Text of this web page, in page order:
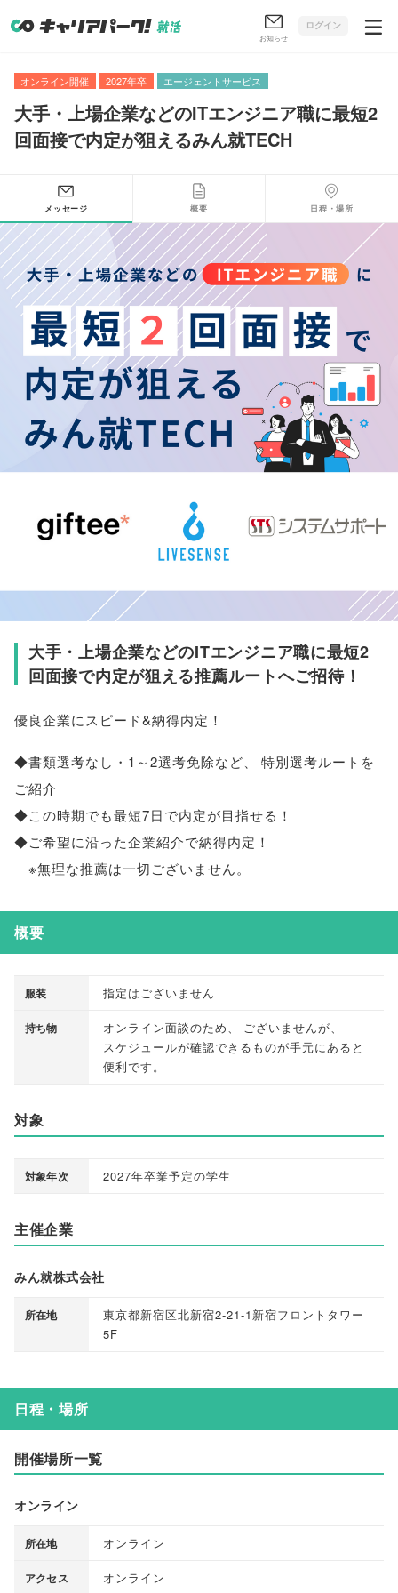
お知らせ
ログイン
オンライン開催 2027年卒 エージェントサービス
大手・上場企業などのITエンジニア職に最短2
回面接で内定が狙えるみん就TECH
メッセージ 概要 日程・場所
大手・上場企業などのITエンジニア職に最短2
回面接で内定が狙える推薦ルートへご招待！
優良企業にスピード&納得内定！
◆書類選考なし・1～2選考免除など、
特別選考ルートを
ご紹介
◆この時期でも最短7日で内定が目指せる！
◆ご希望に沿った企業紹介で納得内定！
※無理な推薦は一切ございません。
概要
服装 指定はございません
持ち物 オンライン面談のため、 ございませんが、
スケジュールが確認できるものが手元にあると
便利です。
対象
対象年次 2027年卒業予定の学生
主催企業
みん就株式会社
所在地
東京都新宿区北新宿2-21-1新宿フロントタワー
5F
日程・場所
開催場所一覧
オンライン
所在地 オンライン
アクセス オンライン